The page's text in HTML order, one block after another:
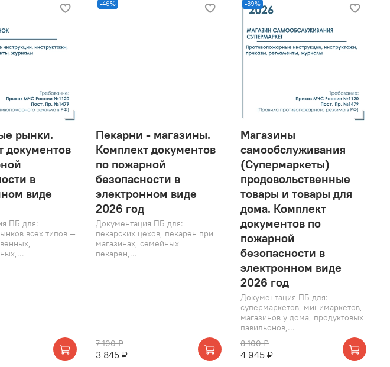
рынки.
документов
в
виде
ПБ для:
всех типов —
-46%
Пекарни - магазины.
Комплект документов
по пожарной
безопасности в
электронном виде
2026 год
Документация ПБ для:
пекарских цехов, пекарен при
магазинах, семейных
пекарен,...
7 100 ₽
3 845 ₽
-39%
Магазины
самообслуживания
(Супермаркеты)
продовольственные
товары и товары для
дома. Комплект
документов по
пожарной
безопасности в
электронном виде
2026 год
Документация ПБ для:
супермаркетов, минимаркетов,
магазинов у дома, продуктовых
павильонов,...
8 100 ₽
4 945 ₽